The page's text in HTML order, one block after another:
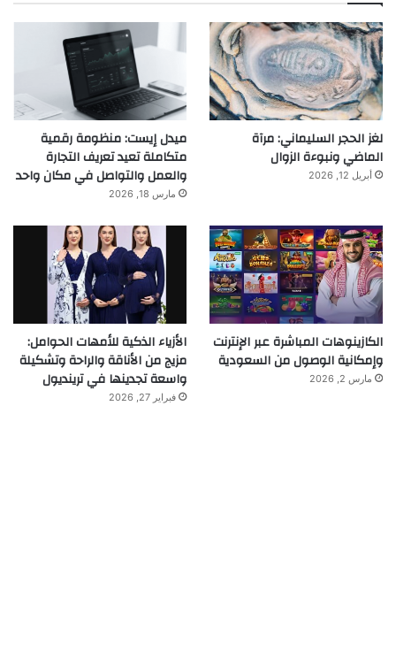
لغز الحجر السليماني: مرآة
الماضي ونبوءة الزوال
أبريل 12, 2026
ميدل إيست: منظومة رقمية
متكاملة تعيد تعريف التجارة
والعمل والتواصل في مكان واحد
مارس 18, 2026
الكازينوهات المباشرة عبر الإنترنت
وإمكانية الوصول من السعودية
مارس 2, 2026
الأزياء الذكية للأمهات الحوامل:
مزيج من الأناقة والراحة وتشكيلة
واسعة تجدينها في ترينديول
فبراير 27, 2026